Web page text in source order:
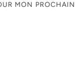
MON PROCHAIN